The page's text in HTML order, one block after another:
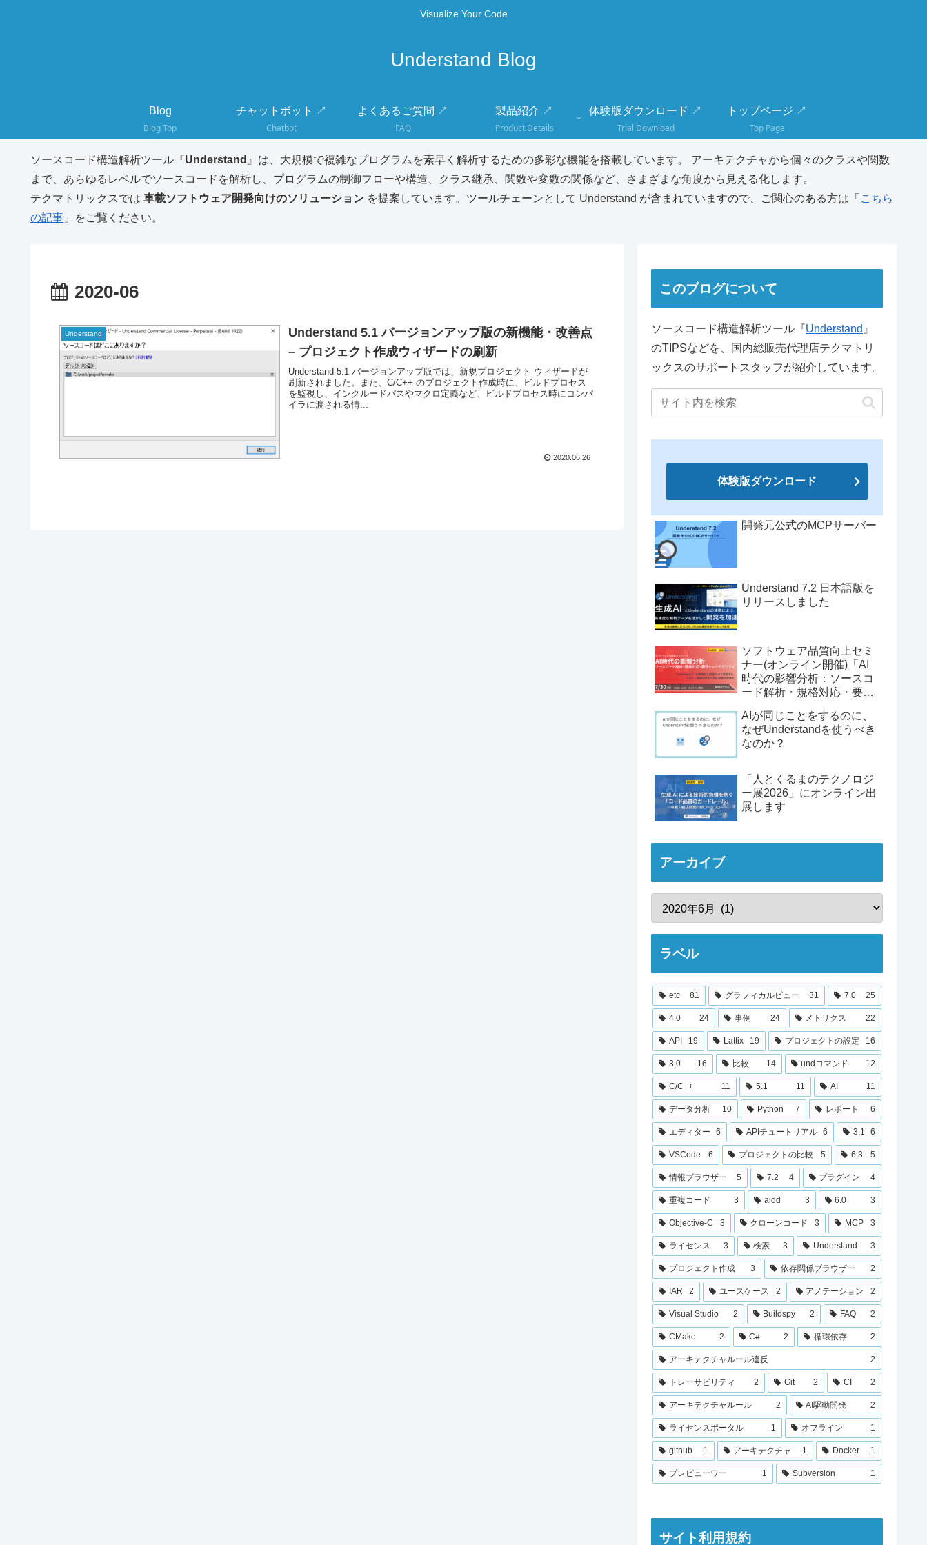
Visualize Your Code
Understand Blog
Blog
Blog Top
チャットボット ↗
Chatbot
よくあるご質問 ↗
FAQ
製品紹介 ↗
Product Details
体験版ダウンロード ↗
Trial Download
トップページ ↗
Top Page
ソースコード構造解析ツール『Understand 』は、大規模で複雑なプログラムを素早く解析するための多彩な機能を搭載しています。 アーキテクチャから個々のクラスや関数
まで、あらゆるレベルでソースコードを解析し、プログラムの制御フローや構造、クラス継承、関数や変数の関係など、さまざまな角度から見える化します。
テクマトリックスでは 車載ソフトウェア開発向けのソリューション を提案しています。ツールチェーンとして Understand が含まれていますので、ご関心のある方は「 こちら
の記事 」をご覧ください。
2020-06
Understand
Understand 5.1 バージョンアップ版の新機能・改善点
– プロジェクト作成ウィザードの刷新
Understand 5.1 バージョンアップ版では、新規プロジェクト ウィザードが
刷新されました。また、C/C++ のプロジェクト作成時に、ビルドプロセス
を監視し、インクルードパスやマクロ定義など、ビルドプロセス時にコンパ
イラに渡される情...
2020.06.26
このブログについて
ソースコード構造解析ツール『Understand 』
のTIPSなどを、国内総販売代理店テクマトリ
ックスのサポートスタッフが紹介しています。
体験版ダウンロード
開発元公式のMCPサーバー
Understand 7.2 日本語版を
リリースしました
ソフトウェア品質向上セミ
ナー(オンライン開催)「AI
時代の影響分析：ソースコ
ード解析・規格対応・要件
AIが同じことをするのに、
なぜUnderstandを使うべき
なのか？
「人とくるまのテクノロジ
ー展2026」にオンライン出
展します
アーカイブ
ラベル
etc 81 グラフィカルビュー 31 7.0 25
4.0 24 事例 24 メトリクス 22
API 19 Lattix 19 プロジェクトの設定 16
3.0 16 比較 14 undコマンド 12
C/C++ 11 5.1 11 AI 11
データ分析 10 Python 7 レポート 6
エディター 6 APIチュートリアル 6 3.1 6
VSCode 6 プロジェクトの比較 5 6.3 5
情報ブラウザー 5 7.2 4 プラグイン 4
重複コード 3 aidd 3 6.0 3
Objective-C 3 クローンコード 3 MCP 3
ライセンス 3 検索 3 Understand 3
プロジェクト作成 3 依存関係ブラウザー 2
IAR 2 ユースケース 2 アノテーション 2
Visual Studio 2 Buildspy 2 FAQ 2
CMake 2 C# 2 循環依存 2
アーキテクチャルール違反 2
トレーサビリティ 2 Git 2 CI 2
アーキテクチャルール 2 AI駆動開発 2
ライセンスポータル 1 オフライン 1
github 1 アーキテクチャ 1 Docker 1
プレビューワー 1 Subversion 1
サイト利用規約